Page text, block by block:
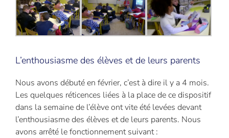
L’enthousiasme des élèves et de leurs parents
Nous avons débuté en février, c’est à dire il y a 4 mois.
Les quelques réticences liées à la place de ce dispositif
dans la semaine de l’élève ont vite été levées devant
l’enthousiasme des élèves et de leurs parents. Nous
avons arrêté le fonctionnement suivant :